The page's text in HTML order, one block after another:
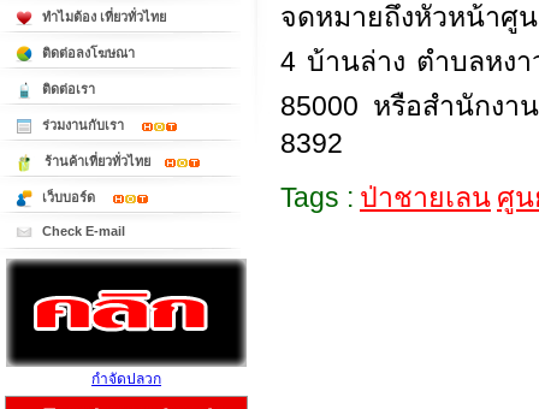
จดหมายถึงหัวหน้าศู
4 บ้านล่าง ตำบลหงา
85000 หรือสำนักงา
8392
Tags : ป่าชายเลน ศูน
ทำไมต้อง เที่ยวทั่วไทย
ติดต่อลงโฆษณา
ติดต่อเรา
ร่วมงานกับเรา
ร้านค้าเที่ยวทั่วไทย
เว็บบอร์ด
Check E-mail
กำจัดปลวก